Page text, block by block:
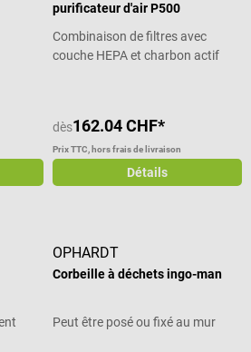
purificateur d'air P500
Combinaison de filtres avec
couche HEPA et charbon actif
dès162.04 CHF*
Prix TTC, hors frais de livraison
Détails
OPHARDT
Corbeille à déchets ingo-man
Peut être posé ou fixé au mur